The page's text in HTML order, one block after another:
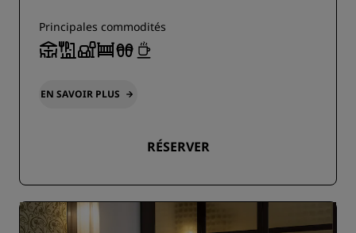
Principales commodités
EN SAVOIR PLUS
RÉSERVER